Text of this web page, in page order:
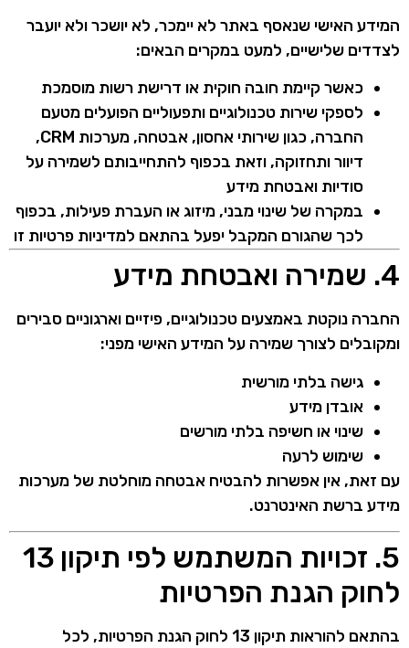
המידע האישי שנאסף באתר לא יימכר, לא יושכר ולא יועבר
לצדדים שלישיים, למעט במקרים הבאים:
כאשר קיימת חובה חוקית או דרישת רשות מוסמכת
לספקי שירות טכנולוגיים ותפעוליים הפועלים מטעם
החברה, כגון שירותי אחסון, אבטחה, מערכות CRM,
דיוור ותחזוקה, וזאת בכפוף להתחייבותם לשמירה על
סודיות ואבטחת מידע
במקרה של שינוי מבני, מיזוג או העברת פעילות, בכפוף
לכך שהגורם המקבל יפעל בהתאם למדיניות פרטיות זו
4. שמירה ואבטחת מידע
החברה נוקטת באמצעים טכנולוגיים, פיזיים וארגוניים סבירים
ומקובלים לצורך שמירה על המידע האישי מפני:
גישה בלתי מורשית
אובדן מידע
שינוי או חשיפה בלתי מורשים
שימוש לרעה
עם זאת, אין אפשרות להבטיח אבטחה מוחלטת של מערכות
מידע ברשת האינטרנט.
5. זכויות המשתמש לפי תיקון 13
לחוק הגנת הפרטיות
בהתאם להוראות תיקון 13 לחוק הגנת הפרטיות, לכל